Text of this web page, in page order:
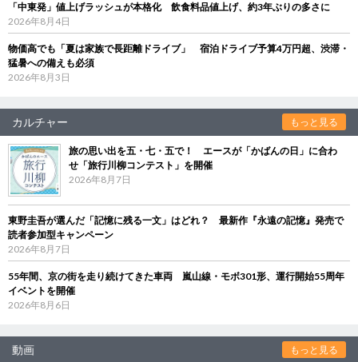
「中東発」値上げラッシュが本格化 飲食料品値上げ、約3年ぶりの多さに
2026年8月4日
物価高でも「夏は家族で長距離ドライブ」 宿泊ドライブ予算4万円超、渋滞・
猛暑への備えも必須
2026年8月3日
カルチャー もっと見る
旅の思い出を五・七・五で！ エースが「かばんの日」に合わ
せ「旅行川柳コンテスト」を開催
2026年8月7日
東野圭吾が選んだ「記憶に残る一文」はどれ？ 最新作『永遠の記憶』発売で
読者参加型キャンペーン
2026年8月7日
55年間、京の街を走り続けてきた車両 嵐山線・モボ301形、運行開始55周年
イベントを開催
2026年8月6日
動画 もっと見る